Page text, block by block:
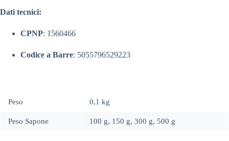
Dati tecnici:
CPNP: 1560466
Codice a Barre: 5055796529223
Peso 0,1 kg
Peso Sapone 100 g, 150 g, 300 g, 500 g